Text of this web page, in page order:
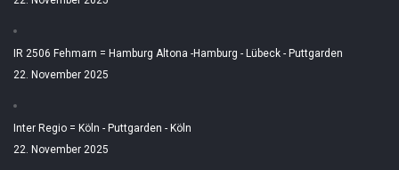
IR 2506 Fehmarn = Hamburg Altona -Hamburg - Lübeck - Puttgarden
22. November 2025
Inter Regio = Köln - Puttgarden - Köln
22. November 2025